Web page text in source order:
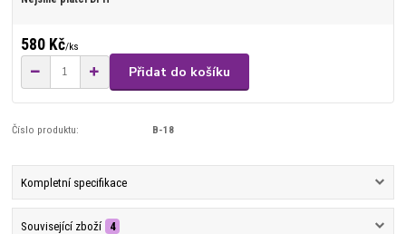
580 Kč/ks
Přidat do košíku
Číslo produktu: B-18
Kompletní specifikace
Související zboží 4